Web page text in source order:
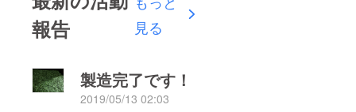
報告
見る
製造完了です！
2019/05/13 02:03